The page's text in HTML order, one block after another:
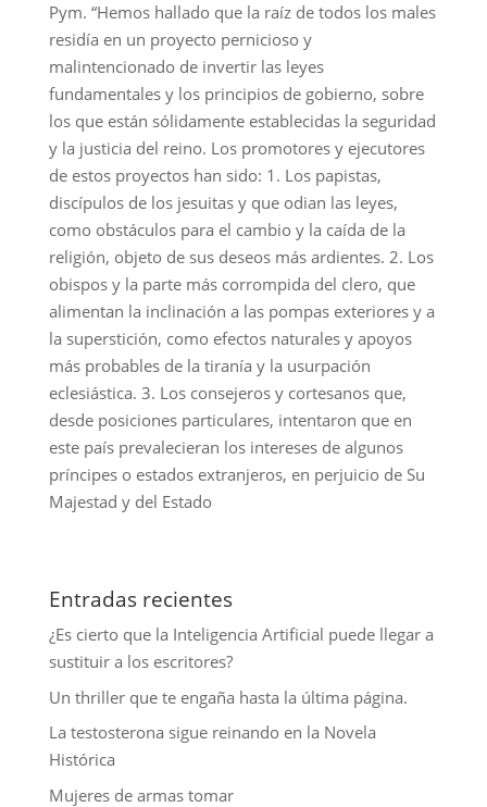
Pym. “Hemos hallado que la raíz de todos los males
residía en un proyecto pernicioso y
malintencionado de invertir las leyes
fundamentales y los principios de gobierno, sobre
los que están sólidamente establecidas la seguridad
y la justicia del reino. Los promotores y ejecutores
de estos proyectos han sido: 1. Los papistas,
discípulos de los jesuitas y que odian las leyes,
como obstáculos para el cambio y la caída de la
religión, objeto de sus deseos más ardientes. 2. Los
obispos y la parte más corrompida del clero, que
alimentan la inclinación a las pompas exteriores y a
la superstición, como efectos naturales y apoyos
más probables de la tiranía y la usurpación
eclesiástica. 3. Los consejeros y cortesanos que,
desde posiciones particulares, intentaron que en
este país prevalecieran los intereses de algunos
príncipes o estados extranjeros, en perjuicio de Su
Majestad y del Estado
Entradas recientes
¿Es cierto que la Inteligencia Artificial puede llegar a
sustituir a los escritores?
Un thriller que te engaña hasta la última página.
La testosterona sigue reinando en la Novela
Histórica
Mujeres de armas tomar